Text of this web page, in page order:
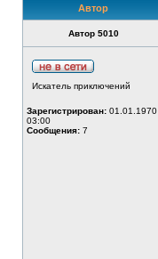
Автор
Автор 5010
Искатель приключений
Зарегистрирован: 01.01.1970
03:00
Сообщения: 7